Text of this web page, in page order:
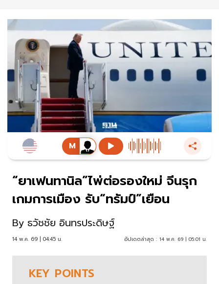
“ยาเฟนทานิล”ไพ่ต่อรองใหม่ จีนรุก
เกมการเมือง รับ“ทรัมป์”เยือน
By ธวัชชัย อินทรประดิษฐ์
14 พ.ค. 69 | 04:45 น. อัปเดตล่าสุด : 14 พ.ค. 69 | 05:01 น.
KEY POINTS